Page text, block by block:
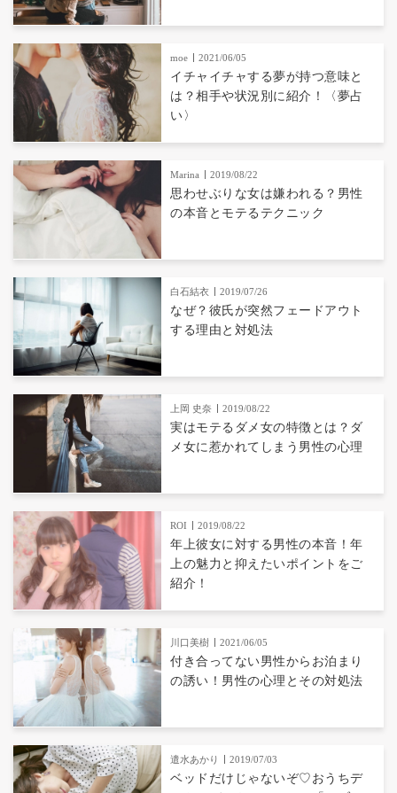
moe 2021/06/05
イチャイチャする夢が持つ意味と
は？相手や状況別に紹介！〈夢占
い〉
Marina 2019/08/22
思わせぶりな女は嫌われる？男性
の本音とモテるテクニック
白石結衣 2019/07/26
なぜ？彼氏が突然フェードアウト
する理由と対処法
上岡 史奈 2019/08/22
実はモテるダメ女の特徴とは？ダ
メ女に惹かれてしまう男性の心理
ROI 2019/08/22
年上彼女に対する男性の本音！年
上の魅力と抑えたいポイントをご
紹介！
川口美樹 2021/06/05
付き合ってない男性からお泊まり
の誘い！男性の心理とその対処法
遣水あかり 2019/07/03
ベッドだけじゃないぞ♡おうちデ